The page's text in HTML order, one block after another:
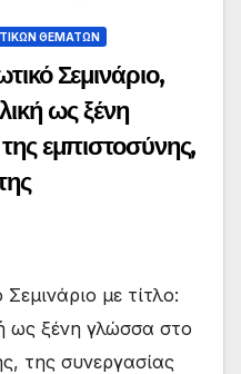
ΘΕΜΆΤΩΝ
Σεμινάριο,
ως ξένη
εμπιστοσύνης,
με τίτλο:
ως ξένη γλώσσα στο
της συνεργασίας